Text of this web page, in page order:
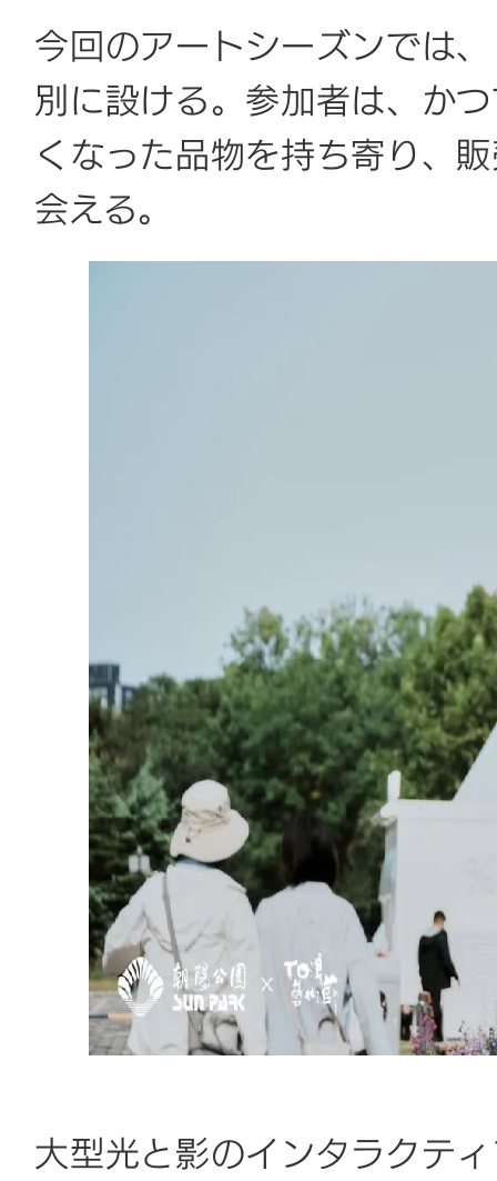
今回のアートシーズンでは
別に設ける。参加者は、か
くなった品物を持ち寄り、
会える。
大型光と影のインタラクテ